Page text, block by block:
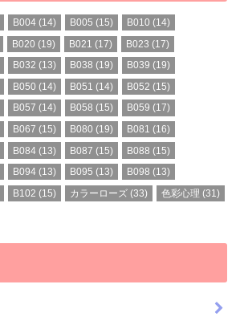
B004(14) B005 (15) B010 (14)
B020 (19) B021 (17) B023 (17)
B032 (13) B038 (19) B039 (19)
B050 (14) B051 (14) B052 (15)
B057 (14) B058 (15) B059 (17)
B067 (15) B080 (19) B081 (16)
B084(13) B087 (15) B088 (15)
B094(13) B095 (13) B098 (13)
B102 (15) カラーローズ (33) 色彩心理 (31)